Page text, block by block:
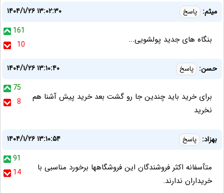
میثم: پاسخ
۱۴۰۴/۱/۲۶ ۱۳:۰۲:۳۰
161
10
بنگاه های جدید پولشویی...
حسن: پاسخ
۱۴۰۴/۱/۲۶ ۱۳:۱۰:۴۰
75
8
برای خرید باید چندین جا رو گشت بعد خرید پیش آشنا هم
نخرید
بهزاد: پاسخ
۱۴۰۴/۱/۲۶ ۱۳:۱۰:۵۴
91
14
متآسفانه اکثر فروشندگان این فروشگاهها برخورد مناسبی با
خریداران ندارند.